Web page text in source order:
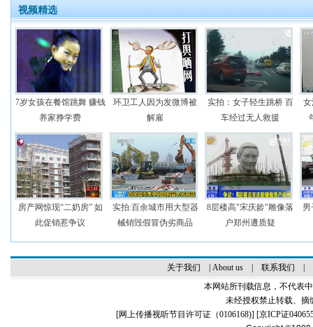
视频精选
7岁女孩在餐馆跳舞 赚钱
养家挣学费
环卫工人因为发微博被
解雇
实拍：女子轻生跳桥 百
车经过无人救援
房产网惊现“二奶房” 如
此促销惹争议
实拍:百余城市用大型器
械销毁假冒伪劣商品
8层楼高"宋庆龄"雕像落
户郑州遭质疑
男
关于我们 About us| 联系我们
本网站所刊载信息，不代表
未经授权禁止转载、摘
[网上传播视听节目许可证（0106168)] [京ICP证